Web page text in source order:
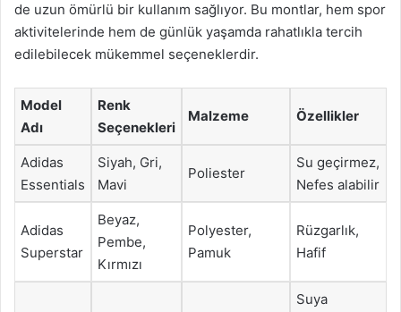
de uzun ömürlü bir kullanım sağlıyor. Bu montlar, hem spor
aktivitelerinde hem de günlük yaşamda rahatlıkla tercih
edilebilecek mükemmel seçeneklerdir.
Model
Adı
Renk
Seçenekleri
Malzeme Özellikler
Adidas
Essentials
Siyah, Gri,
Mavi
Poliester
Su geçirmez,
Nefes alabilir
Adidas
Superstar
Beyaz,
Pembe,
Kırmızı
Polyester,
Pamuk
Rüzgarlık,
Hafif
Suya